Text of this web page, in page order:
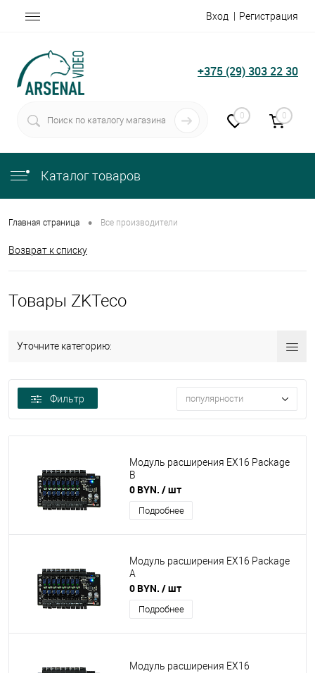
Вход Регистрация
+375 (29) 303 22 30
0 0
Каталог товаров
Главная страница • Все производители
Возврат к списку
Товары ZKTeco
Уточните категорию:
Фильтр популярности
Модуль расширения EX16 Package
B
0 BYN. / шт
Подробнее
Модуль расширения EX16 Package
A
0 BYN. / шт
Подробнее
Модуль расширения EX16